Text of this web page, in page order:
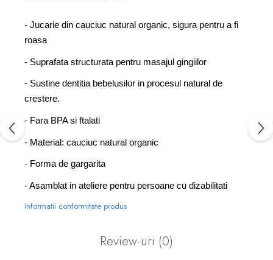
- Jucarie din cauciuc natural organic, sigura pentru a fi
roasa
- Suprafata structurata pentru masajul gingiilor
- Sustine dentitia bebelusilor in procesul natural de
crestere.
- Fara BPA si ftalati
- Material: cauciuc natural organic
- Forma de gargarita
- Asamblat in ateliere pentru persoane cu dizabilitati
Informatii conformitate produs
Review-uri (0)